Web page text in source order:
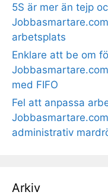
5S är mer än tejp
Jobbasmartare.com
arbetsplats
Enklare att be om
Jobbasmartare.com
med FIFO
Fel att anpassa
Jobbasmartare.com
administrativ
Arkiv